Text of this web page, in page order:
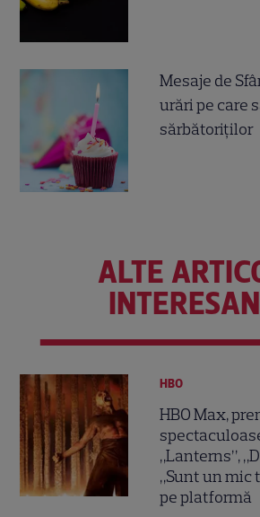
Mesaje de
urări pe care
sărbătoriților
ALTE
HBO
HBO Max,
„Lanterns”,
„Sunt un mic
pe platformă